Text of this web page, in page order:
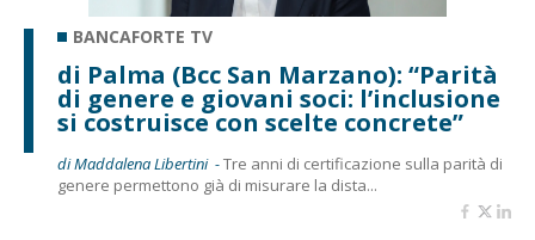
BANCAFORTE TV
di Palma (Bcc San Marzano): “Parità
di genere e giovani soci: l’inclusione
si costruisce con scelte concrete”
di Maddalena Libertini -Tre anni di certificazione sulla parità di
genere permettono già di misurare la dista...